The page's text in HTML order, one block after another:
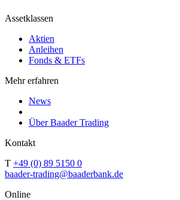
Assetklassen
Aktien
Anleihen
Fonds & ETFs
Mehr erfahren
News
Über Baader Trading
Kontakt
T +49 (0) 89 5150 0
baader-trading@baaderbank.de
Online